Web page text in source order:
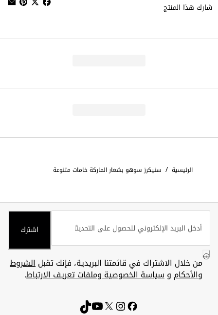
شارك هذا المنتج
الرئيسية / سنيكرز سوهو بشعار الماركة خامات متنوعة
اشترك
من خلال الاشتراك في قائمتنا البريدية، فإنك تقبلالشروط
والأحكام وسياسة الخصوصية وملفات تعريف الارتباط.